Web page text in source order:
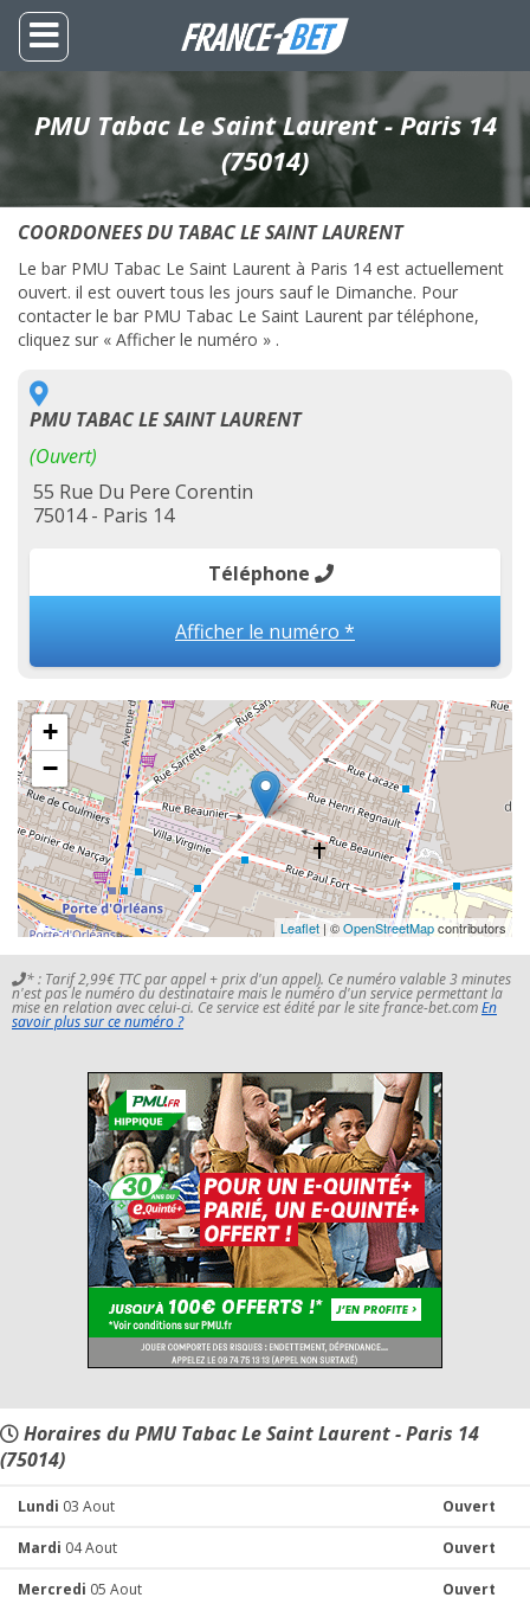
PMU Tabac Le Saint Laurent - Paris 14
(75014)
COORDONEES DU TABAC LE SAINT LAURENT
Le bar PMU Tabac Le Saint Laurent à Paris 14 est actuellement
ouvert. il est ouvert tous les jours sauf le Dimanche. Pour
contacter le bar PMU Tabac Le Saint Laurent par téléphone,
cliquez sur « Afficher le numéro » .
PMU TABAC LE SAINT LAURENT
(Ouvert)
55 Rue Du Pere Corentin
75014 - Paris 14
Téléphone
Afficher le numéro *
+
−
Leaflet | ©OpenStreetMapcontributors
* : Tarif 2,99€ TTC par appel + prix d'un appel). Ce numéro valable 3 minutes
n'est pas le numéro du destinataire mais le numéro d'un service permettant la
mise en relation avec celui-ci. Ce service est édité par le site france-bet.comEn
savoir plus sur ce numéro ?
Horaires du PMU Tabac Le Saint Laurent - Paris 14
(75014)
Lundi 03 Aout Ouvert
Mardi 04 Aout Ouvert
Mercredi 05 Aout Ouvert